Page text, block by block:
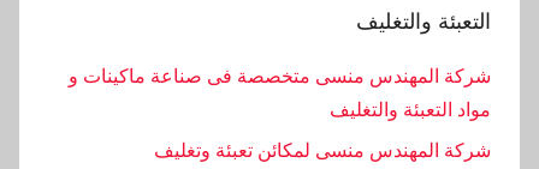
التعبئة والتغليف
شركة المهندس منسى متخصصة فى صناعة ماكينات و
مواد التعبئة والتغليف
شركة المهندس منسى لمكائن تعبئة وتغليف